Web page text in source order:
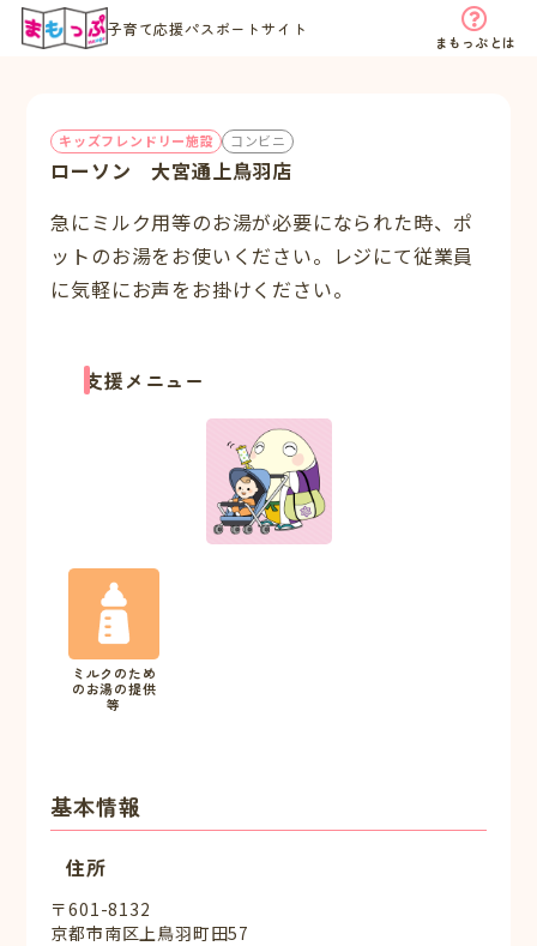
子育て応援パスポートサイト
まもっぷとは
キッズフレンドリー施設 コンビニ
ローソン 大宮通上鳥羽店
急にミルク用等のお湯が必要になられた時、ポ
ットのお湯をお使いください。レジにて従業員
に気軽にお声をお掛けください。
支援メニュー
ミルクのため
のお湯の提供
等
基本情報
住所
〒601-8132
京都市南区上鳥羽町田57